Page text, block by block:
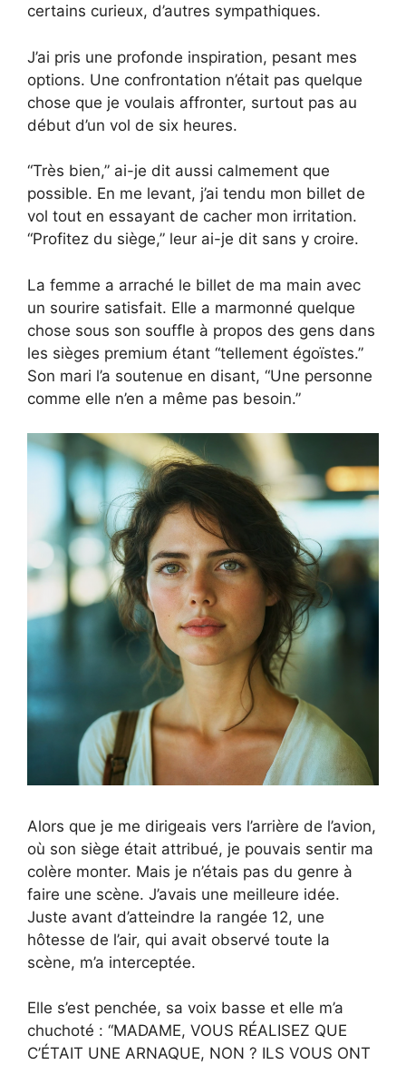
certains curieux, d’autres sympathiques.
J’ai pris une profonde inspiration, pesant mes
options. Une confrontation n’était pas quelque
chose que je voulais affronter, surtout pas au
début d’un vol de six heures.
“Très bien,” ai-je dit aussi calmement que
possible. En me levant, j’ai tendu mon billet de
vol tout en essayant de cacher mon irritation.
“Profitez du siège,” leur ai-je dit sans y croire.
La femme a arraché le billet de ma main avec
un sourire satisfait. Elle a marmonné quelque
chose sous son souffle à propos des gens dans
les sièges premium étant “tellement égoïstes.”
Son mari l’a soutenue en disant, “Une personne
comme elle n’en a même pas besoin.”
Alors que je me dirigeais vers l’arrière de l’avion,
où son siège était attribué, je pouvais sentir ma
colère monter. Mais je n’étais pas du genre à
faire une scène. J’avais une meilleure idée.
Juste avant d’atteindre la rangée 12, une
hôtesse de l’air, qui avait observé toute la
scène, m’a interceptée.
Elle s’est penchée, sa voix basse et elle m’a
chuchoté : “MADAME, VOUS RÉALISEZ QUE
C’ÉTAIT UNE ARNAQUE, NON ? ILS VOUS ONT